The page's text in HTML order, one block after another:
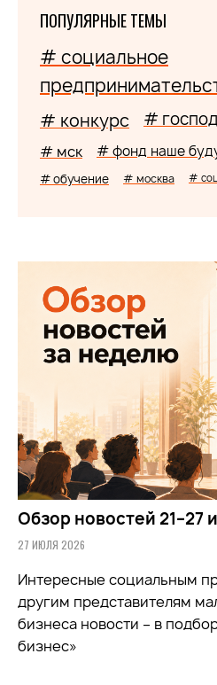
ПОПУЛЯРНЫЕ ТЕМЫ
# социальное
# конкурс #
# мск # фонд наше
# обучение # москва #
Обзор новостей 21–27
27 ИЮЛЯ 2026
Интересные социальным
другим представителям
бизнеса новости – в
бизнес»